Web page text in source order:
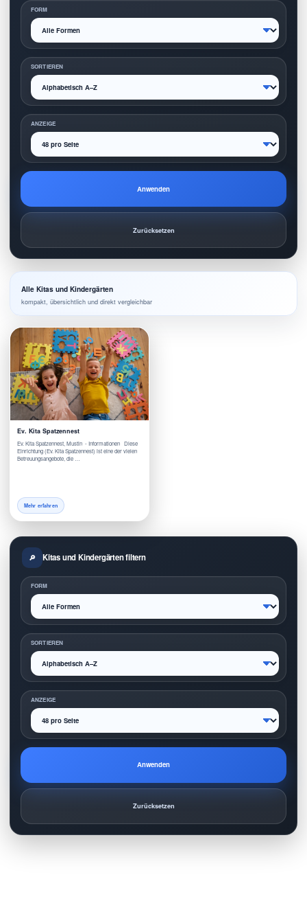
FORM
SORTIEREN
ANZEIGE
Anwenden
Zurücksetzen
Alle Kitas und Kindergärten
kompakt, übersichtlich und direkt vergleichbar
Ev. Kita Spatzennest
Ev. Kita Spatzennest, Mustin - Informationen Diese
Einrichtung (Ev. Kita Spatzennest) ist eine der vielen
Betreuungsangebote, die …
Mehr erfahren
Kitas und Kindergärten filtern
FORM
SORTIEREN
ANZEIGE
Anwenden
Zurücksetzen